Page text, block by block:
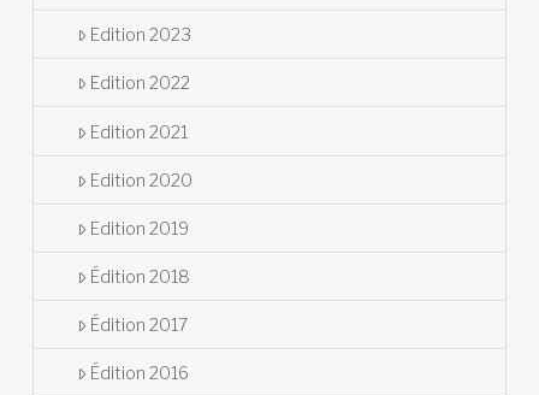
Edition 2023
Edition 2022
Edition 2021
Edition 2020
Edition 2019
Édition 2018
Édition 2017
Édition 2016